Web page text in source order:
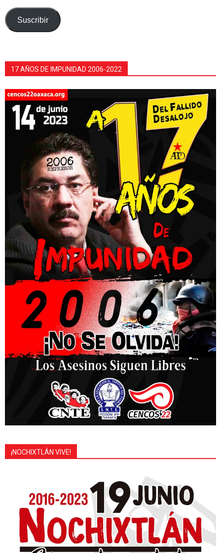
correo
electrónico
Suscribir
17 AÑOS DE IMPUNIDAD 2006-2022
¡NOCHIXTLÁN VIVE!